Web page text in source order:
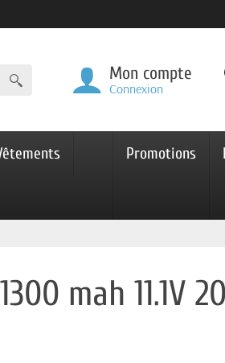
Mon compte
Connexion
Promotions
mah 11.1V